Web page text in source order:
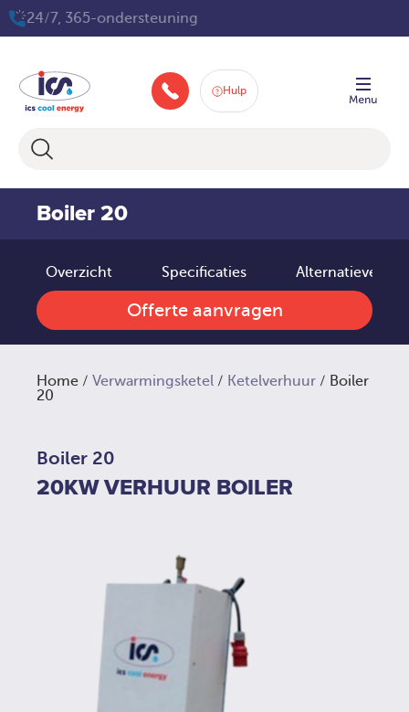
Ga
naar
inhoud
24/7, 365-ondersteuning
088-258 2580
Hulp
Boiler 20
Overzicht Specificaties Alternatieve
Offerte aanvragen
Home / Verwarmingsketel / Ketelverhuur / Boiler
20
Boiler 20
20KW VERHUUR BOILER